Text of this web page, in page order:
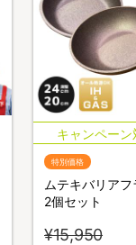
特別価格
ムテキバリアフ
2個セット
¥15,950